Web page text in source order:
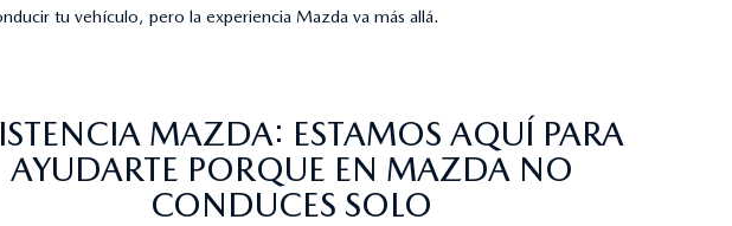
tu vehículo, pero la experiencia Mazda va más allá.
MAZDA: ESTAMOS AQUÍ PARA
AYUDARTE PORQUE EN MAZDA NO
CONDUCES SOLO